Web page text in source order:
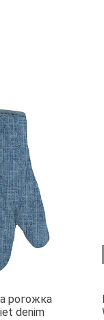
рогожка
denim